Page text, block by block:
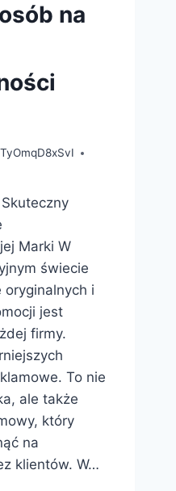
na
Marki W
świecie
oryginalnych i
jest
firmy.
To nie
ale także
który
na
klientów. W…